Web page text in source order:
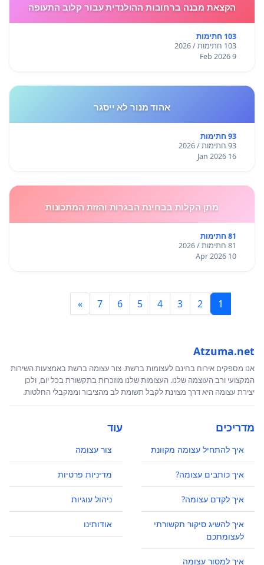
הקצאת מבנה ברחובות ההולנדית עבור קלוב התעופה
103 חתימות
103 חתימות / 2026
9 Feb 2026
אהוד מנור לא ייסגר
93 חתימות
93 חתימות / 2026
16 Jan 2026
מתן הקלות בבחינת הבגרות והזזת המתכונות
81 חתימות
81 חתימות / 2026
10 Apr 2026
1
2
3
4
5
6
7
»
Atzuma.net
אנו מספקים אירוח בחינם לעצומות ברשת. צור עצומה ברשת באמצעות השירות
המקצועי ורב העוצמה שלנו. העצומות שלנו מוזכרות בתקשורת בכל יום, ולכן
יצירת עצומה היא דרך מצוינת לקבל תשומת לב מהציבור וממקבלי החלטות.
מדריכים
איך להתחיל עצומה מקוונת
איך כותבים עצומה?
איך לקדם עצומה?
איך להשיג סיקור תקשורתי
לעצומתכם
איך למסור עצומה
עוד
צור עצומה
מדיניות פרטיות
ניהול עוגיות
אודותינו